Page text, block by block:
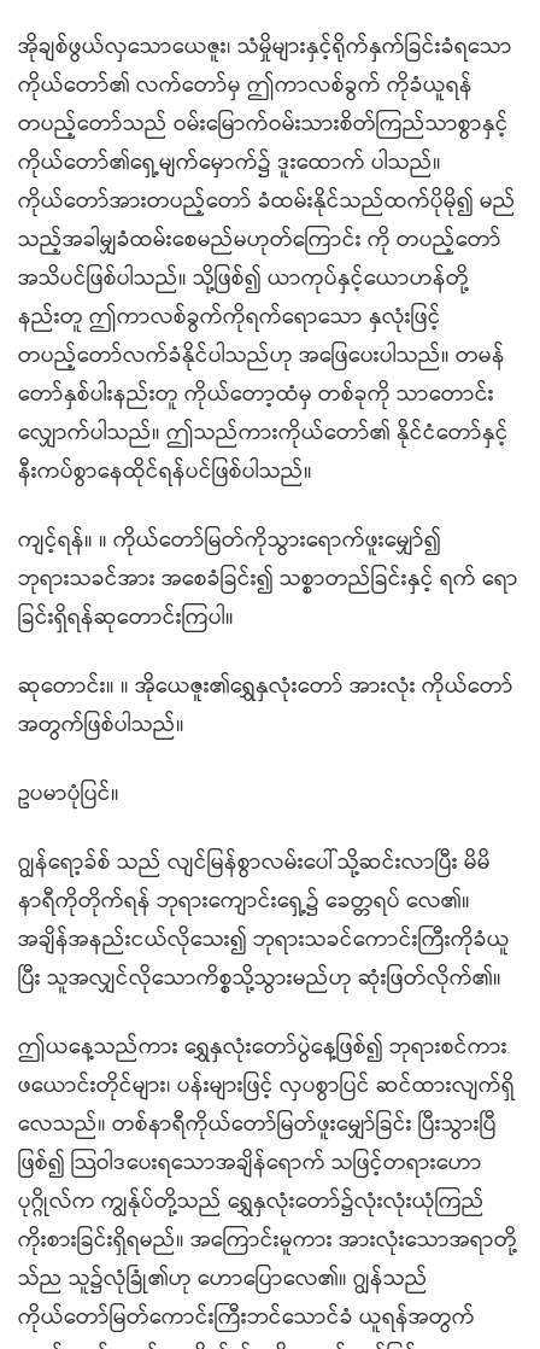
အိုချစ်ဖွယ်လှသောယေဇူး၊ သံမှိုများနှင့်ရိုက်နှက်ခြင်းခံရသော
ကိုယ်တော်၏ လက်တော်မှ ဤကာလစ်ခွက် ကိုခံယူရန်
တပည့်တော်သည် ဝမ်းမြောက်ဝမ်းသားစိတ်ကြည်သာစွာနှင့်
ကိုယ်တော်၏ရှေ့မျက်မှောက်၌ ဒူးထောက် ပါသည်။
ကိုယ်တော်အားတပည့်တော် ခံထမ်းနိုင်သည်ထက်ပိုမို၍ မည်
သည့်အခါမျှခံထမ်းစေမည်မဟုတ်ကြောင်း ကို တပည့်တော်
အသိပင်ဖြစ်ပါသည်။ သို့ဖြစ်၍ ယာကုပ်နှင့်ယောဟန်တို့
နည်းတူ ဤကာလစ်ခွက်ကိုရက်ရောသော နှလုံးဖြင့်
တပည့်တော်လက်ခံနိုင်ပါသည်ဟု အဖြေပေးပါသည်။ တမန်
တော်နှစ်ပါးနည်းတူ ကိုယ်တော့ထံမှ တစ်ခုကို သာတောင်း
လျှောက်ပါသည်။ ဤသည်ကားကိုယ်တော်၏ နိုင်ငံတော်နှင့်
နီးကပ်စွာနေထိုင်ရန်ပင်ဖြစ်ပါသည်။
ကျင့်ရန်။ ။ ကိုယ်တော်မြတ်ကိုသွားရောက်ဖူးမျှော်၍
ဘုရားသခင်အား အစေခံခြင်း၍ သစ္စာတည်ခြင်းနှင့် ရက် ရော
ခြင်းရှိရန်ဆုတောင်းကြပါ။
ဆုတောင်း။ ။ အိုယေဇူး၏ရွှေနှလုံးတော် အားလုံး ကိုယ်တော်
အတွက်ဖြစ်ပါသည်။
ဥပမာပုံပြင်။
ဂျွန်ရော့ခ်စ် သည် လျင်မြန်စွာလမ်းပေါ်သို့ဆင်းလာပြီး မိမိ
နာရီကိုတိုက်ရန် ဘုရားကျောင်းရှေ့၌ ခေတ္တရပ် လေ၏။
အချိန်အနည်းငယ်လိုသေး၍ ဘုရားသခင်ကောင်းကြီးကိုခံယူ
ပြီး သူအလျှင်လိုသောကိစ္စသို့သွားမည်ဟု ဆုံးဖြတ်လိုက်၏။
ဤယနေ့သည်ကား ရွှေနှလုံးတော်ပွဲနေ့ဖြစ်၍ ဘုရားစင်ကား
ဖယောင်းတိုင်များ၊ ပန်းများဖြင့် လှပစွာပြင် ဆင်ထားလျက်ရှိ
လေသည်။ တစ်နာရီကိုယ်တော်မြတ်ဖူးမျှော်ခြင်း ပြီးသွားပြီ
ဖြစ်၍ သြဝါဒပေးရသောအချိန်ရောက် သဖြင့်တရားဟော
ပုဂ္ဂိုလ်က ကျွန်ုပ်တို့သည် ရွှေနှလုံးတော်၌လုံးလုံးယုံကြည်
ကိုးစားခြင်းရှိရမည်။ အကြောင်းမူကား အားလုံးသောအရာတို့
သ်ည သူ၌လုံခြုံ၏ဟု ဟောပြောလေ၏။ ဂျွန်သည်
ကိုယ်တော်မြတ်ကောင်းကြီးဘင်သောင်ခံ ယူရန်အတွက်